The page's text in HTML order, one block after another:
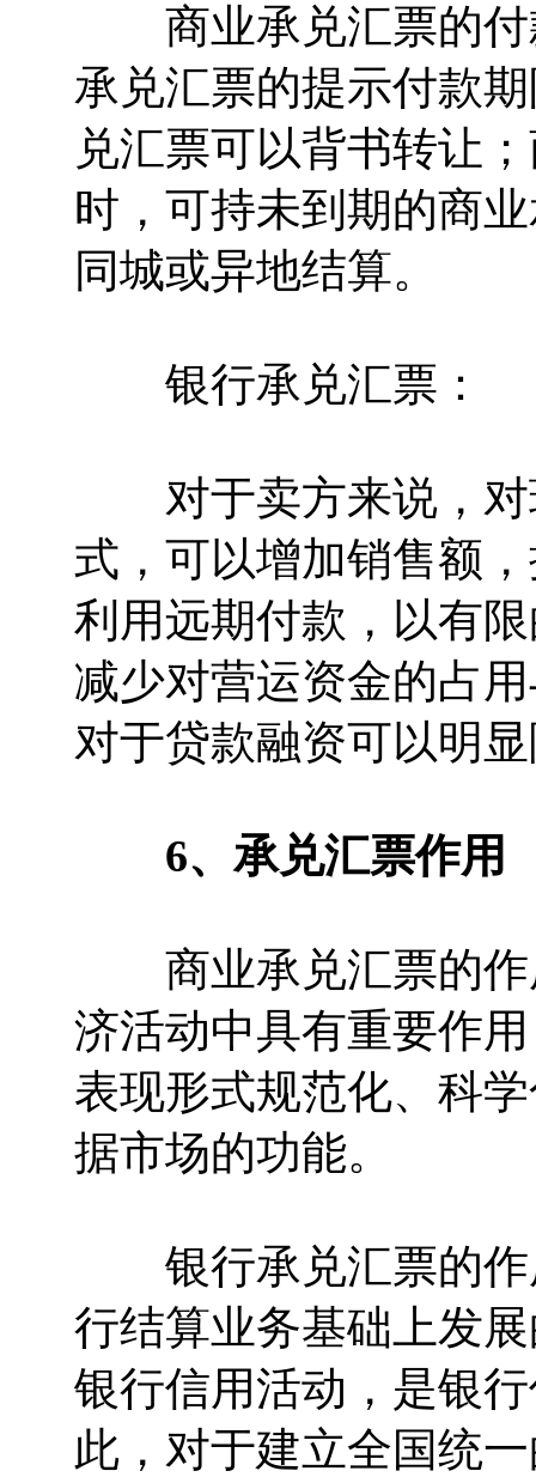
商业承兑汇票的付
承兑汇票的提示付款
兑汇票可以背书转让
时，可持未到期的商
同城或异地结算。
银行承兑汇票：
对于卖方来说，对
式，可以增加销售额
利用远期付款，以有
减少对营运资金的占
对于贷款融资可以明
6、承兑汇票作用
商业承兑汇票的作
济活动中具有重要作
表现形式规范化、科
据市场的功能。
银行承兑汇票的作
行结算业务基础上发
银行信用活动，是银
此，对于建立全国统